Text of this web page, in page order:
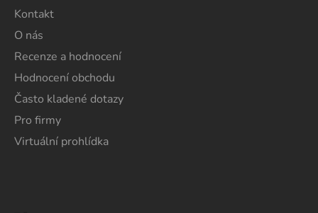
Kontakt
O nás
Recenze a hodnocení
Hodnocení obchodu
Často kladené dotazy
Pro firmy
Virtuální prohlídka